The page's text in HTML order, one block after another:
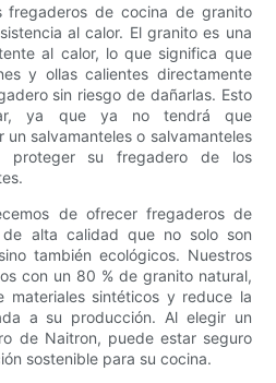
fregaderos de cocina de granito
al calor. El granito es una
al calor, lo que significa que
y ollas calientes directamente
sin riesgo de dañarlas. Esto
ya que ya no tendrá que
salvamanteles o salvamanteles
proteger su fregadero de los
de ofrecer fregaderos de
alta calidad que no solo son
también ecológicos. Nuestros
con un 80 % de granito natural,
materiales sintéticos y reduce la
a su producción. Al elegir un
de Naitron, puede estar seguro
sostenible para su cocina.